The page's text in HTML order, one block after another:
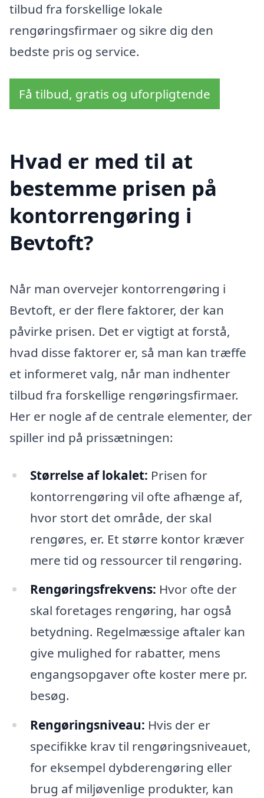
tilbud fra forskellige lokale
rengøringsfirmaer og sikre dig den
bedste pris og service.
Få tilbud, gratis og uforpligtende
Hvad er med til at
bestemme prisen på
kontorrengøring i
Bevtoft?
Når man overvejer kontorrengøring i
Bevtoft, er der flere faktorer, der kan
påvirke prisen. Det er vigtigt at forstå,
hvad disse faktorer er, så man kan træffe
et informeret valg, når man indhenter
tilbud fra forskellige rengøringsfirmaer.
Her er nogle af de centrale elementer, der
spiller ind på prissætningen:
Størrelse af lokalet: Prisen for
kontorrengøring vil ofte afhænge af,
hvor stort det område, der skal
rengøres, er. Et større kontor kræver
mere tid og ressourcer til rengøring.
Rengøringsfrekvens: Hvor ofte der
skal foretages rengøring, har også
betydning. Regelmæssige aftaler kan
give mulighed for rabatter, mens
engangsopgaver ofte koster mere pr.
besøg.
Rengøringsniveau: Hvis der er
specifikke krav til rengøringsniveauet,
for eksempel dybderengøring eller
brug af miljøvenlige produkter, kan